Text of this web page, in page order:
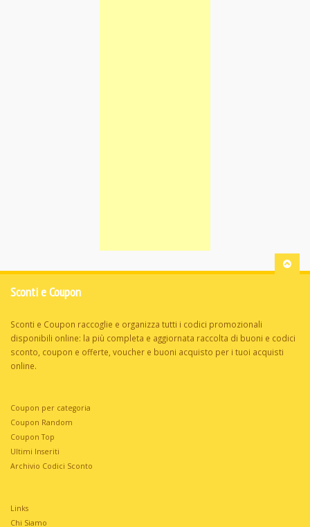
Sconti e Coupon
Sconti e Coupon raccoglie e organizza tutti i codici promozionali
disponibili online: la più completa e aggiornata raccolta di buoni e codici
sconto, coupon e offerte, voucher e buoni acquisto per i tuoi acquisti
online.
Coupon per categoria
Coupon Random
Coupon Top
Ultimi Inseriti
Archivio Codici Sconto
Links
Chi Siamo